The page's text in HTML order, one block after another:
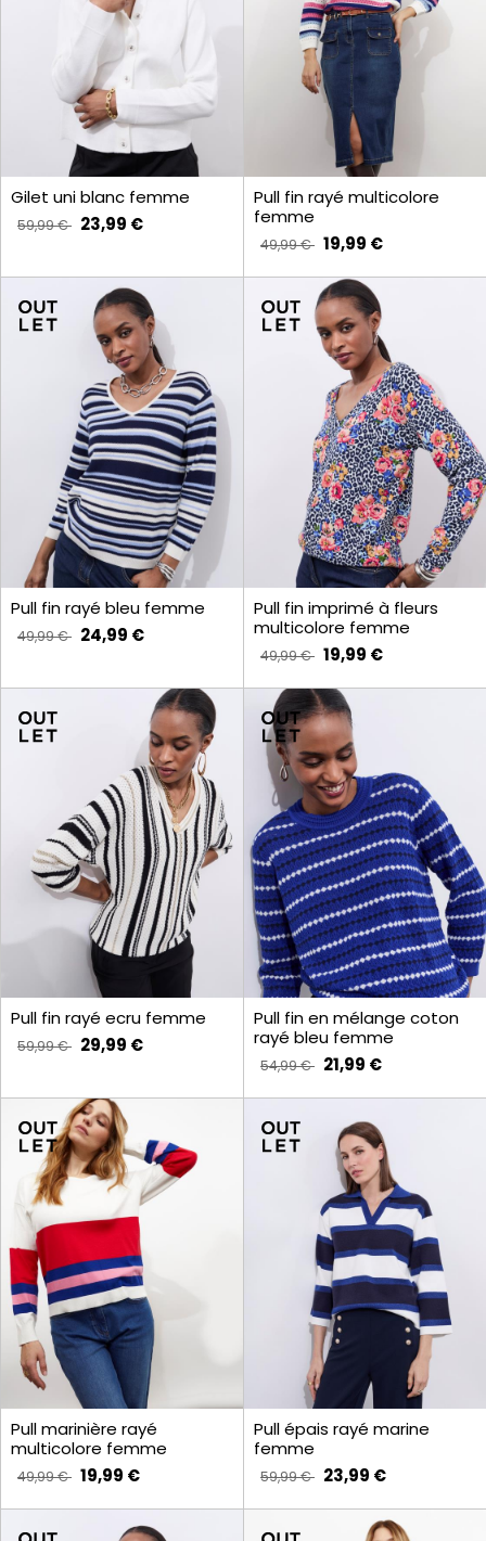
Gilet uni blanc femme
59,99 € 23,99 €
Pull fin rayé multicolore
femme
49,99 € 19,99 €
Pull fin rayé bleu femme
49,99 € 24,99 €
Pull fin imprimé à fleurs
multicolore femme
49,99 € 19,99 €
Pull fin rayé ecru femme
59,99 € 29,99 €
Pull fin en mélange coton
rayé bleu femme
54,99 € 21,99 €
Pull marinière rayé
multicolore femme
49,99 € 19,99 €
Pull épais rayé marine
femme
59,99 € 23,99 €